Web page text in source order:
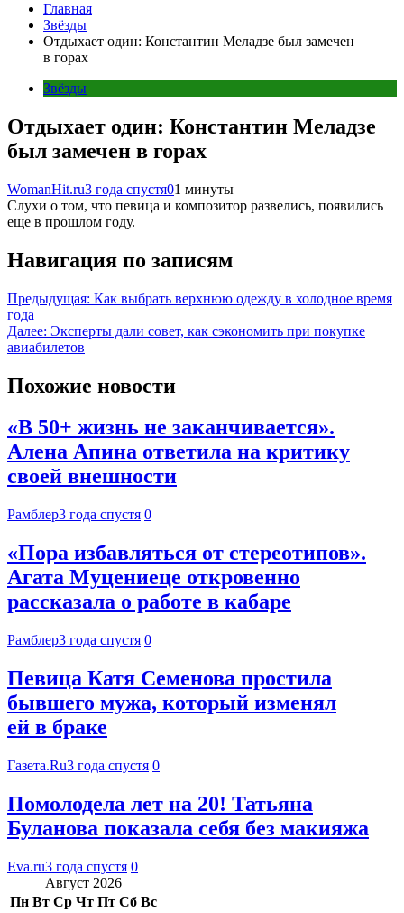
Главная
Звёзды
Отдыхает один: Константин Меладзе был замечен
в горах
Звёзды
Отдыхает один: Константин Меладзе
был замечен в горах
WomanHit.ru3 года спустя01 минуты
Слухи о том, что певица и композитор развелись, появились
еще в прошлом году.
Навигация по записям
Предыдущая: Как выбрать верхнюю одежду в холодное время
года
Далее: Эксперты дали совет, как сэкономить при покупке
авиабилетов
Похожие новости
«В 50+ жизнь не заканчивается».
Алена Апина ответила на критику
своей внешности
Рамблер3 года спустя 0
«Пора избавляться от стереотипов».
Агата Муцениеце откровенно
рассказала о работе в кабаре
Рамблер3 года спустя 0
Певица Катя Семенова простила
бывшего мужа, который изменял
ей в браке
Газета.Ru3 года спустя 0
Помолодела лет на 20! Татьяна
Буланова показала себя без макияжа
Eva.ru3 года спустя 0
Август 2026
Пн Вт Ср Чт Пт Сб Вс